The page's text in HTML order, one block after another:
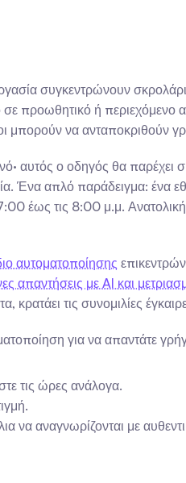
συγκεντρώνουν
σε προωθητικό ή περιεχόμενο
μπορούν να ανταποκριθούν
αυτός ο οδηγός θα
Ένα απλό παράδειγμα: ένα
έως τις 8:00 μ.μ.
αυτοματοποίησης
απαντήσεις με AI και
τις συνομιλίες
για να απαντάτε
τις ώρες ανάλογα.
να αναγνωρίζονται με